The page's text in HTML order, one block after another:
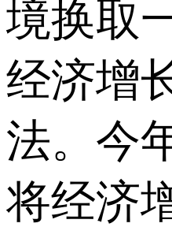
境换取
经济增
法。今
将经济